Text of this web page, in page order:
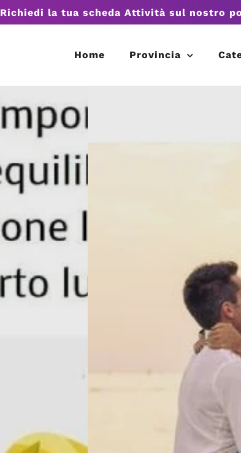
Richiedi la tua scheda Attività sul nostro
Home Provincia